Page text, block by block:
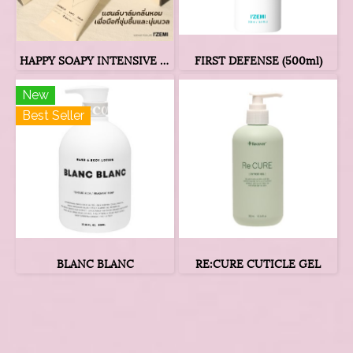
HAPPY SOAPY INTENSIVE HAND BALM FIRST DEFENSE (500ml)
New
Best Seller
BLANC BLANC RE:CURE CUTICLE GEL